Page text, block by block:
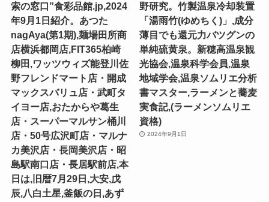
索の窓口”食彩品館.jp,2024
年9月1日紹介。あつた
nagAya(第1期),麺場田所商
店横浜都岡店,FIT365柏崎
柳田,ワッツウィズ能登川佐
野フレンドマート店・開成
マックスバリュ店・武町タ
イヨー店,おたからや葛生
店・スーパーマルサン桶川
店・50号広沢町店・マルナ
カ美沢店・長岡美沢店・昭
島駅南口店・長居駅前店,本
日は,旧暦7月29日,大安,戊
辰,八白土星,釜飯の日,あず
野研究。竹製温泉冷却装置
「湯雨竹(ゆめちく)」,成分
薄目でも還元力バツグンの
単純硫黄泉。新穂高温泉観
光協会,温泉科学会員,温泉
地域学会,温泉ソムリエ分析
書マスター,ラーメンと蕎麦
実食記,(ラーメンソムリエ
資格)
2024年9月1日